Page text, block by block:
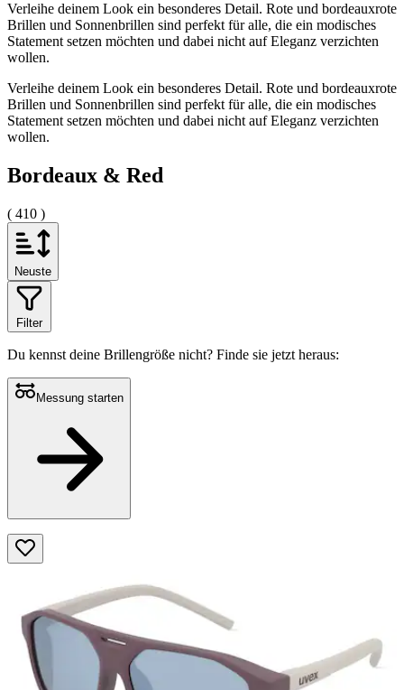
Verleihe deinem Look ein besonderes Detail. Rote und bordeauxrote
Brillen und Sonnenbrillen sind perfekt für alle, die ein modisches
Statement setzen möchten und dabei nicht auf Eleganz verzichten
wollen.
Verleihe deinem Look ein besonderes Detail. Rote und bordeauxrote
Brillen und Sonnenbrillen sind perfekt für alle, die ein modisches
Statement setzen möchten und dabei nicht auf Eleganz verzichten
wollen.
Bordeaux & Red
( 410 )
Neuste
Filter
Du kennst deine Brillengröße nicht? Finde sie jetzt heraus:
Messung starten